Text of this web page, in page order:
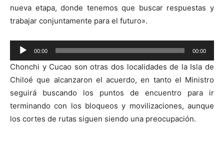
nueva etapa, donde tenemos que buscar respuestas y
trabajar conjuntamente para el futuro».
Reproductor
de
audio
00:00 00:00
Chonchi y Cucao son otras dos localidades de la Isla de
Chiloé que alcanzaron el acuerdo, en tanto el Ministro
seguirá buscando los puntos de encuentro para ir
terminando con los bloqueos y movilizaciones, aunque
los cortes de rutas siguen siendo una preocupación.